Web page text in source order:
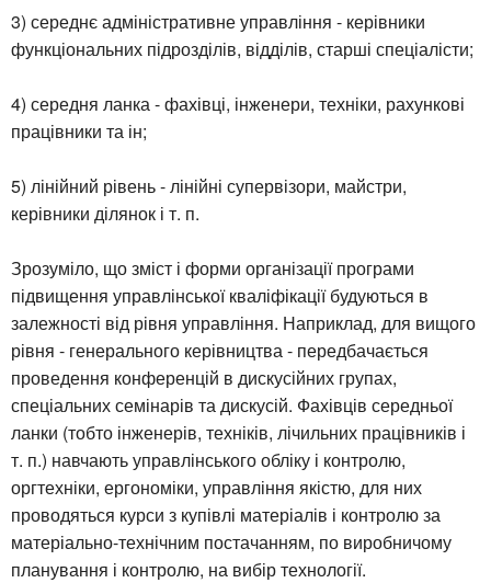
3) середнє адміністративне управління - керівники
функціональних підрозділів, відділів, старші спеціалісти;
4) середня ланка - фахівці, інженери, техніки, рахункові
працівники та ін;
5) лінійний рівень - лінійні супервізори, майстри,
керівники ділянок і т. п.
Зрозуміло, що зміст і форми організації програми
підвищення управлінської кваліфікації будуються в
залежності від рівня управління. Наприклад, для вищого
рівня - генерального керівництва - передбачається
проведення конференцій в дискусійних групах,
спеціальних семінарів та дискусій. Фахівців середньої
ланки (тобто інженерів, техніків, лічильних працівників і
т. п.) навчають управлінського обліку і контролю,
оргтехніки, ергономіки, управління якістю, для них
проводяться курси з купівлі матеріалів і контролю за
матеріально-технічним постачанням, по виробничому
планування і контролю, на вибір технології.